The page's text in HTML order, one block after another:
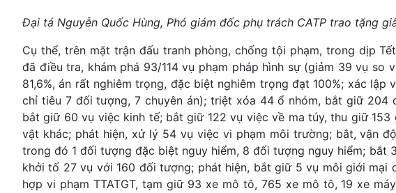
Đại tá Nguyễn Quốc Hùng, Phó giám đốc phụ trách CATP trao tặng
Cụ thể, trên mặt trận đấu tranh phòng, chống tội phạm, trong dịp
đã điều tra, khám phá 93/114 vụ phạm pháp hình sự (giảm 39 vụ
81,6%, án rất nghiêm trọng, đặc biệt nghiêm trọng đạt 100%; xác
chỉ tiêu 7 đối tượng, 7 chuyên án); triệt xóa 44 ổ nhóm, bắt giữ
bắt giữ 60 vụ việc kinh tế; bắt giữ 122 vụ việc về ma túy, thu giữ
vật khác; phát hiện, xử lý 54 vụ việc vi phạm môi trường; bắt, vận
trong đó 1 đối tượng đặc biệt nguy hiểm, 8 đối tượng nguy hiểm;
khởi tố 27 vụ với 160 đối tượng; phát hiện, bắt giữ 5 vụ môi giới mại
hợp vi phạm TTATGT, tạm giữ 93 xe mô tô, 765 xe mô tô, 19 xe